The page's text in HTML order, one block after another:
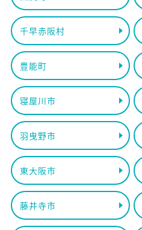
千早赤阪村
豊能町
寝屋川市
羽曳野市
東大阪市
藤井寺市